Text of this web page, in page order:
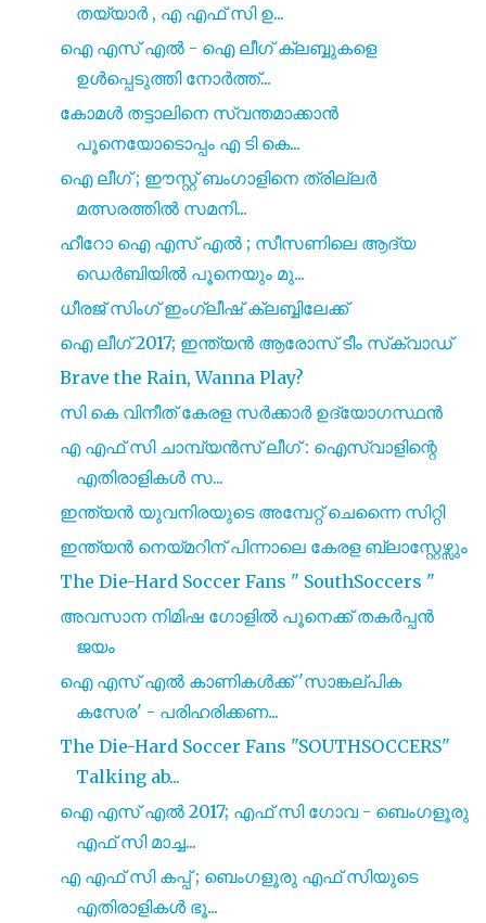
തയ്യാർ , എ എഫ് സി ഉ...
ഐ എസ്‌ എൽ - ഐ ലീഗ് ക്ലബ്ബുകളെ
ഉൾപ്പെടുത്തി നോർത്ത്...
കോമൾ തട്ടാലിനെ സ്വന്തമാക്കാൻ
പൂനെയോടൊപ്പം എ ടി കെ...
ഐ ലീഗ് ; ഈസ്റ്റ് ബംഗാളിനെ ത്രില്ലർ
മത്സരത്തിൽ സമനി...
ഹീറോ ഐ എസ്‌ എൽ ; സീസണിലെ ആദ്യ
ഡെർബിയിൽ പൂനെയും മു...
ധീരജ് സിംഗ് ഇംഗ്ലീഷ് ക്ലബ്ബിലേക്ക്
ഐ ലീഗ് 2017; ഇന്ത്യൻ ആരോസ് ടീം സ്‌ക്വാഡ്
Brave the Rain, Wanna Play?
സി കെ വിനീത് കേരള സർക്കാർ ഉദ്യോഗസ്ഥൻ
എ എഫ് സി ചാമ്പ്യൻസ് ലീഗ് : ഐസ്വാളിന്റെ
എതിരാളികൾ സ...
ഇന്ത്യൻ യുവനിരയുടെ അമ്പേറ്റ് ചെന്നൈ സിറ്റി
ഇന്ത്യൻ നെയ്മറിന് പിന്നാലെ കേരള ബ്ലാസ്റ്റേഴ്സും
The Die-Hard Soccer Fans " SouthSoccers "
അവസാന നിമിഷ ഗോളിൽ പൂനെക്ക് തകർപ്പൻ
ജയം
ഐ എസ് എൽ കാണികൾക്ക് 'സാങ്കല്പിക
കസേര' - പരിഹരിക്കണ...
The Die-Hard Soccer Fans "SOUTHSOCCERS"
Talking ab...
ഐ എസ്‌ എൽ 2017; എഫ് സി ഗോവ - ബെംഗളൂരു
എഫ് സി മാച്ച...
എ എഫ് സി കപ്പ് ; ബെംഗളൂരു എഫ് സിയുടെ
എതിരാളികൾ ഭൂ...